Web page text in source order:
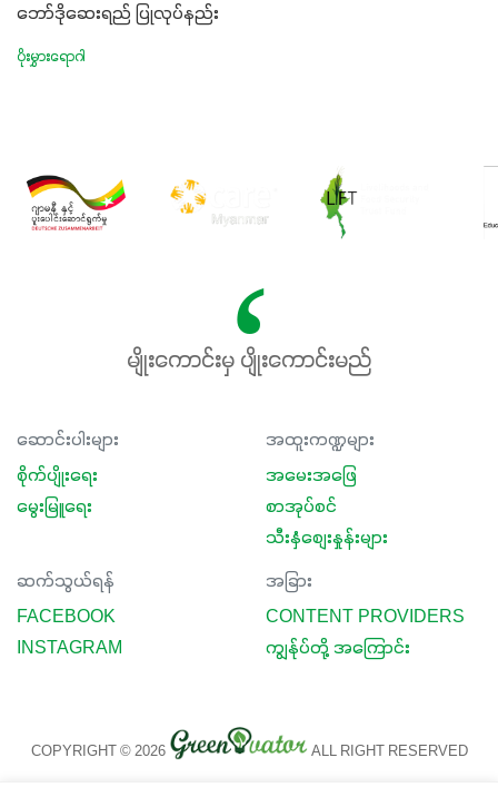
ဘော်ဒိုဆေးရည် ပြုလုပ်နည်း
ပိုးမွှားရောဂါ
မျိုးကောင်းမှ ပျိုးကောင်းမည်
ဆောင်းပါးများ
စိုက်ပျိုးရေး
မွေးမြူရေး
အထူးကဏ္ဍများ
အမေးအဖြေ
စာအုပ်စင်
သီးနှံစျေးနှုန်းများ
ဆက်သွယ်ရန်
FACEBOOK
INSTAGRAM
အခြား
CONTENT PROVIDERS
ကျွန်ုပ်တို့ အကြောင်း
COPYRIGHT © 2026 ALL RIGHT RESERVED